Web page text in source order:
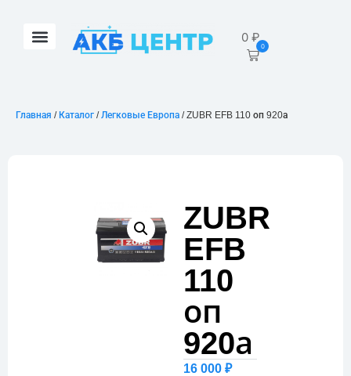
0₽
0
Главная / Каталог /Легковые Европа / ZUBR EFB 110 оп 920а
ZUBR
EFB
110
оп
920а
16 000 ₽